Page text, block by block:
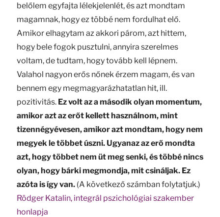
belőlem egyfajta lélekjelenlét, és azt mondtam
magamnak, hogy ez többé nem fordulhat elő.
Amikor elhagytam az akkori párom, azt hittem,
hogy bele fogok pusztulni, annyira szerelmes
voltam, de tudtam, hogy tovább kell lépnem.
Valahol nagyon erős nőnek érzem magam, és van
bennem egy megmagyarázhatatlan hit, ill.
pozitivitás. Ez volt az a második olyan momentum,
amikor azt az erőt kellett használnom, mint
tizennégyévesen, amikor azt mondtam, hogy nem
megyek le többet úszni. Ugyanaz az erő mondta
azt, hogy többet nem üt meg senki, és többé nincs
olyan, hogy bárki megmondja, mit csináljak. Ez
azóta is így van. (A következő számban folytatjuk.)
Rödger Katalin, integrál pszichológiai szakember
honlapja